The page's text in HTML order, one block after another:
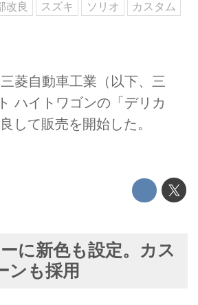
改良 スズキ ソリオ
カスタム
菱自動車工業（以下、三
ハイトワゴンの「デリカ
して販売を開始した。
に新色も設定。カス
ンも採用